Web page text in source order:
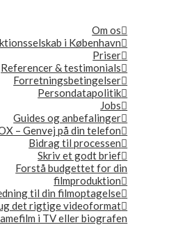
Om os
i København
Priser
Referencer & testimonials
Forretningsbetingelser
Persondatapolitik
Jobs
Guides og anbefalinger
– Genvej på din telefon
Bidrag til processen
Skriv et godt brief
Forstå budgettet for din
filmproduktion
til din filmoptagelse
det rigtige videoformat
i TV eller biografen